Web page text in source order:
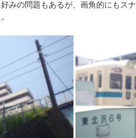
みの問題もあるが、画角的にもスナ